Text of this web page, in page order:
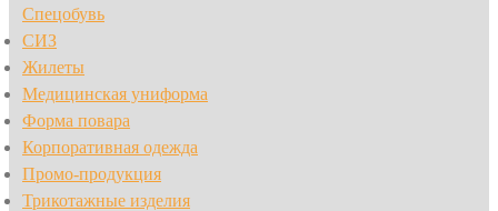
Спецобувь
СИЗ
Жилеты
Медицинская униформа
Форма повара
Корпоративная одежда
Промо-продукция
Трикотажные изделия